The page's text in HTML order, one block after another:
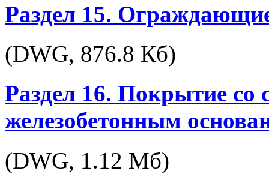
Раздел 15.
(DWG, 876.8 Кб)
Раздел 16. Покрытие
железобетонным
(DWG, 1.12 Мб)